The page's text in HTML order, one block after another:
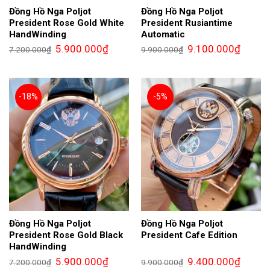
Đồng Hồ Nga Poljot
President Rose Gold White
HandWinding
7.200.000₫ Giá
gốc
5.900.000₫Giá
hiện
5.900.000₫.
Đồng Hồ Nga Poljot
President Rusiantime
Automatic
9.900.000₫ Giá
gốc
9.100.000₫Giá
hiện
-18%
Đồng Hồ Nga Poljot
President Rose Gold Black
HandWinding
7.200.000₫ Giá
gốc
5.900.000₫Giá
hiện
-5%
Đồng Hồ Nga Poljot
President Cafe Edition
9.900.000₫ Giá
gốc
9.400.000₫Giá
hiện